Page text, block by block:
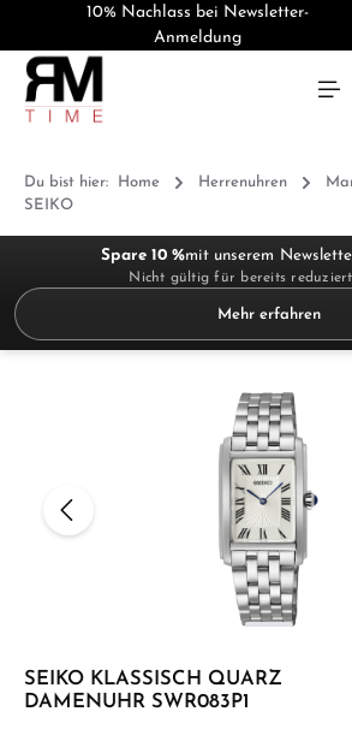
10% Nachlass bei Newsletter-
Anmeldung
Du bist hier: Home Herrenuhren
SEIKO
Spare 10 %mit unserem
Nicht gültig für bereits
Mehr erfahren
SEIKO KLASSISCH QUARZ
DAMENUHR SWR083P1